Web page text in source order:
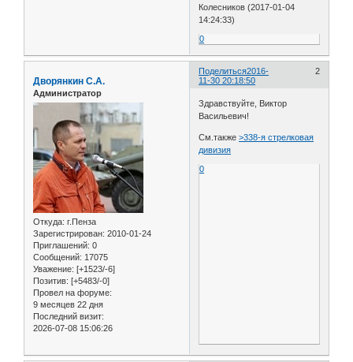
Колесников (2017-01-04
14:24:33)
0
Поделиться 2
2016-
11-30 20:18:50
Дворянкин С.А.
Администратор
Откуда: г.Пенза
Зарегистрирован: 2010-01-24
Приглашений: 0
Сообщений: 17075
Уважение: [+1523/-6]
Позитив: [+5483/-0]
Провел на форуме:
9 месяцев 22 дня
Последний визит:
2026-07-08 15:06:26
Здравствуйте, Виктор
Васильевич!
См.также>338-я стрелковая
дивизия
0